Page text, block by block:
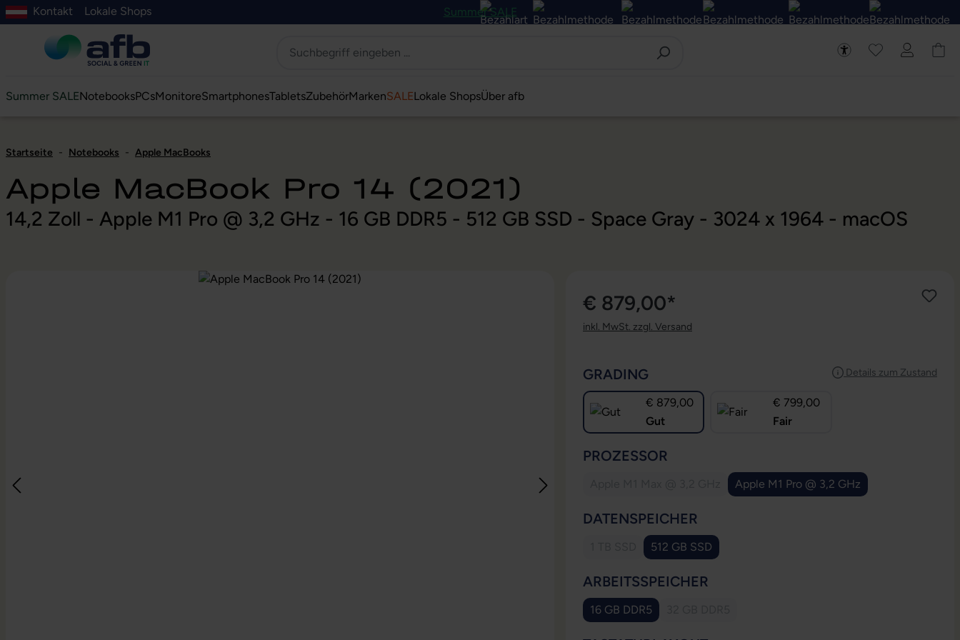
springen
Suche springen
Zur Hauptnavigation springen
Zur Navigation der B2B-Plattform springen
Kontakt Lokale Shops Summer SALE
Summer SALENotebooksPCsMonitoreSmartphonesTabletsZubehörMarkenSALELokale ShopsÜber afb
Startseite - Notebooks - Apple MacBooks
Apple MacBook Pro 14 (2021)
14,2 Zoll - Apple M1 Pro @ 3,2 GHz - 16 GB DDR5 - 512 GB SSD - Space Gray - 3024 x 1964 - macOS
€ 879,00*
inkl. MwSt. zzgl. Versand
Details zum Zustand
GRADING
€ 879,00
Gut
€ 799,00
Fair
PROZESSOR
(Diese Option ist zurzeit nicht verfügbar.)
Apple M1 Pro @ 3,2 GHz
DATENSPEICHER
(Diese Option ist zurzeit nicht verfügbar.)
512 GB SSD
ARBEITSSPEICHER
16 GB DDR5